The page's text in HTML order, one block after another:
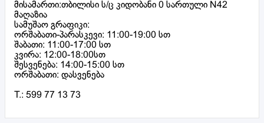
მისამართი:თბილისი ს/ც კიდობანი 0 სართული N42
მაღაზია
სამუშაო გრაფიკი:
ორშაბათი-პარასკევი: 11:00-19:00 სთ
შაბათი: 11:00-17:00 სთ
კვირა: 12:00-18:00სთ
შესვენება: 14:00-15:00 სთ
ორშაბათი: დასვენება
T.: 599 77 13 73